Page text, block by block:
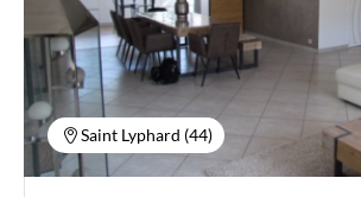
Saint Lyphard (44)